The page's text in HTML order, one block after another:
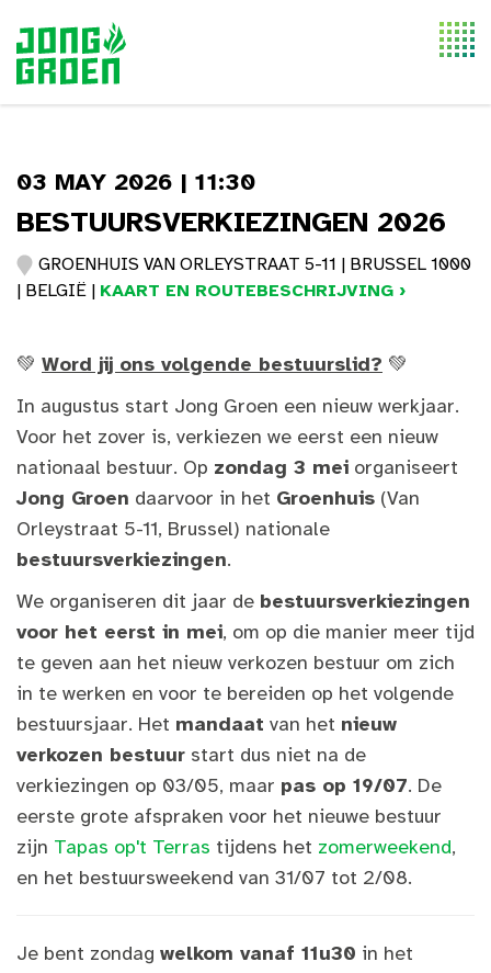
03 MAY 2026 | 11:30
BESTUURSVERKIEZINGEN 2026
GROENHUIS VAN ORLEYSTRAAT 5-11 | BRUSSEL 1000
| BELGIË | KAART EN ROUTEBESCHRIJVING ›
💚 Word jij ons volgende bestuurslid? 💚
In augustus start Jong Groen een nieuw werkjaar.
Voor het zover is, verkiezen we eerst een nieuw
nationaal bestuur. Op zondag 3 mei organiseert
Jong Groen daarvoor in het Groenhuis (Van
Orleystraat 5-11, Brussel) nationale
bestuursverkiezingen.
We organiseren dit jaar de bestuursverkiezingen
voor het eerst in mei, om op die manier meer tijd
te geven aan het nieuw verkozen bestuur om zich
in te werken en voor te bereiden op het volgende
bestuursjaar. Het mandaat van het nieuw
verkozen bestuur start dus niet na de
verkiezingen op 03/05, maar pas op 19/07. De
eerste grote afspraken voor het nieuwe bestuur
zijn Tapas op't Terras tijdens het zomerweekend,
en het bestuursweekend van 31/07 tot 2/08.
Je bent zondag welkom vanaf 11u30 in het